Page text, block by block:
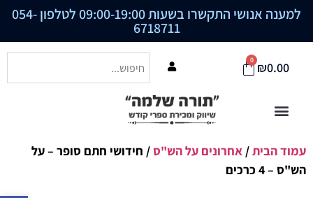
למענה אנושי התקשרו בשעות 09:00-19:00 לטלפון 054-
6718711
₪0.00
0
עמוד הבית/ אחרונים על הש"ס/ חידושי חתם סופר – על
הש"ס – 4 כרכים